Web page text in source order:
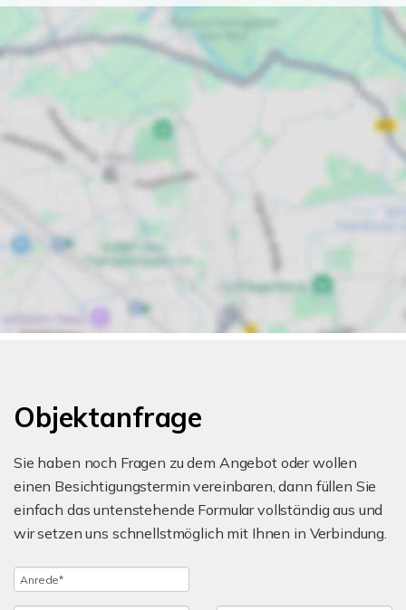
Objektanfrage
Sie haben noch Fragen zu dem Angebot oder wollen
einen Besichtigungstermin vereinbaren, dann füllen Sie
einfach das untenstehende Formular vollständig aus und
wir setzen uns schnellstmöglich mit Ihnen in Verbindung.